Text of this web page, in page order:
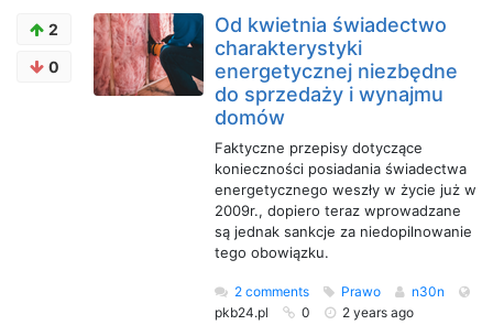
2
0
Od kwietnia świadectwo
charakterystyki
energetycznej niezbędne
do sprzedaży i wynajmu
domów
Faktyczne przepisy dotyczące
konieczności posiadania świadectwa
energetycznego weszły w życie już w
2009r., dopiero teraz wprowadzane
są jednak sankcje za niedopilnowanie
tego obowiązku.
2 comments Prawo
n30n
pkb24.pl
0 2 years ago